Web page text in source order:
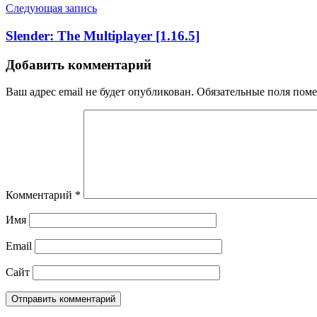
Следующая запись
Slender: The Multiplayer [1.16.5]
Добавить комментарий
Ваш адрес email не будет опубликован. Обязательные поля
Комментарий *
Имя
Email
Сайт